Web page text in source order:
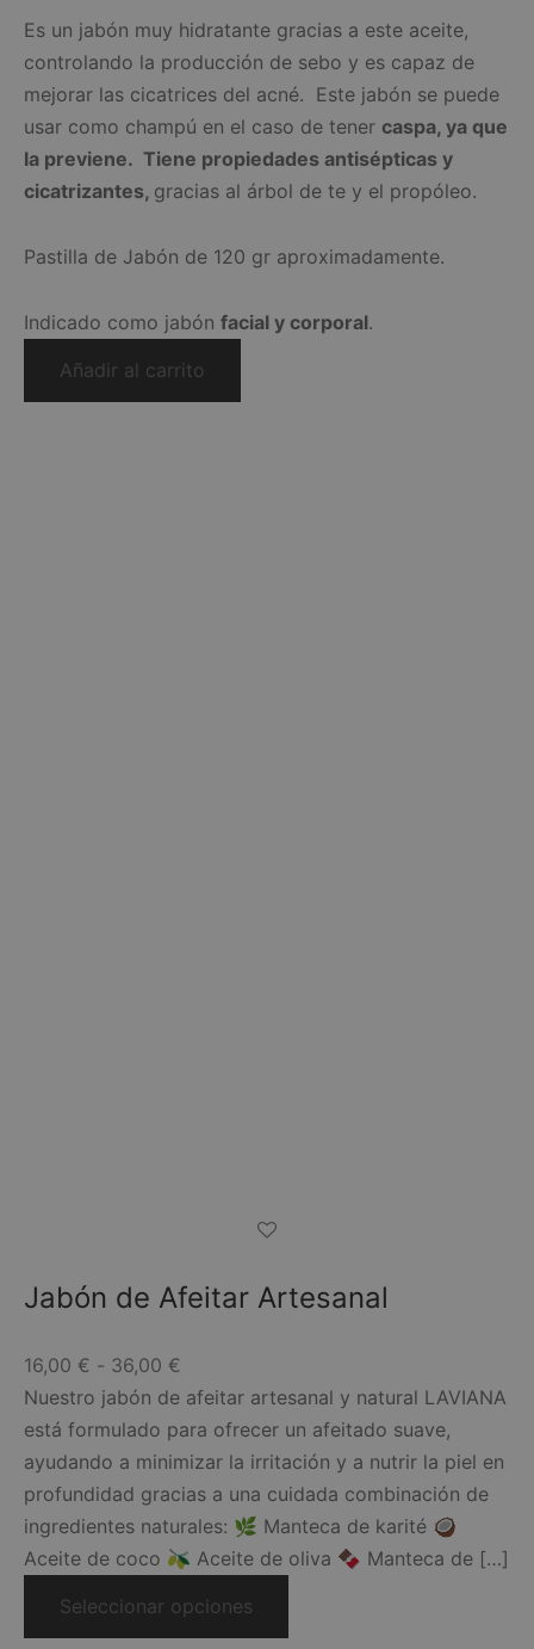
Es un jabón muy hidratante gracias a este aceite,
controlando la producción de sebo y es capaz de
mejorar las cicatrices del acné. Este jabón se puede
usar como champú en el caso de tener caspa, ya que
la previene. Tiene propiedades antisépticas y
cicatrizantes, gracias al árbol de te y el propóleo.
Pastilla de Jabón de 120 gr aproximadamente.
Indicado como jabón facial y corporal.
Añadir al carrito
Jabón de Afeitar Artesanal
16,00 € - 36,00 €
de
precios:
desde
16,00 €
hasta
36,00 €
Nuestro jabón de afeitar artesanal y natural LAVIANA
está formulado para ofrecer un afeitado suave,
ayudando a minimizar la irritación y a nutrir la piel en
profundidad gracias a una cuidada combinación de
ingredientes naturales: 🌿 Manteca de karité 🥥
Aceite de coco 🫒 Aceite de oliva 🍫 Manteca de […]
Seleccionar opciones